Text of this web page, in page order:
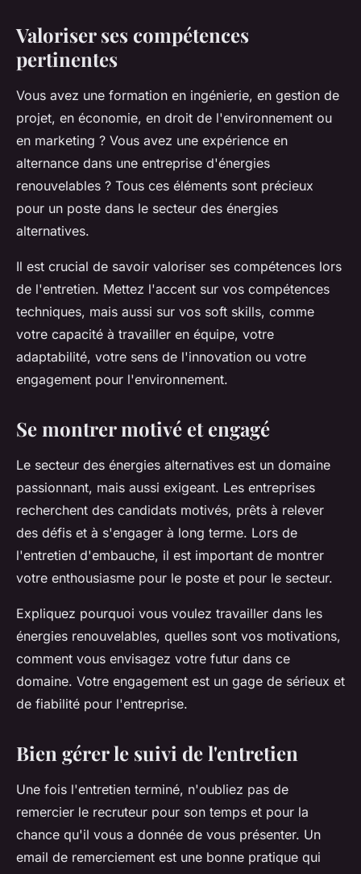
Valoriser ses compétences
pertinentes
Vous avez une formation en ingénierie, en gestion de
projet, en économie, en droit de l'environnement ou
en marketing ? Vous avez une expérience en
alternance dans une entreprise d'énergies
renouvelables ? Tous ces éléments sont précieux
pour un poste dans le secteur des énergies
alternatives.
Il est crucial de savoir valoriser ses compétences lors
de l'entretien. Mettez l'accent sur vos compétences
techniques, mais aussi sur vos soft skills, comme
votre capacité à travailler en équipe, votre
adaptabilité, votre sens de l'innovation ou votre
engagement pour l'environnement.
Se montrer motivé et engagé
Le secteur des énergies alternatives est un domaine
passionnant, mais aussi exigeant. Les entreprises
recherchent des candidats motivés, prêts à relever
des défis et à s'engager à long terme. Lors de
l'entretien d'embauche, il est important de montrer
votre enthousiasme pour le poste et pour le secteur.
Expliquez pourquoi vous voulez travailler dans les
énergies renouvelables, quelles sont vos motivations,
comment vous envisagez votre futur dans ce
domaine. Votre engagement est un gage de sérieux et
de fiabilité pour l'entreprise.
Bien gérer le suivi de l'entretien
Une fois l'entretien terminé, n'oubliez pas de
remercier le recruteur pour son temps et pour la
chance qu'il vous a donnée de vous présenter. Un
email de remerciement est une bonne pratique qui